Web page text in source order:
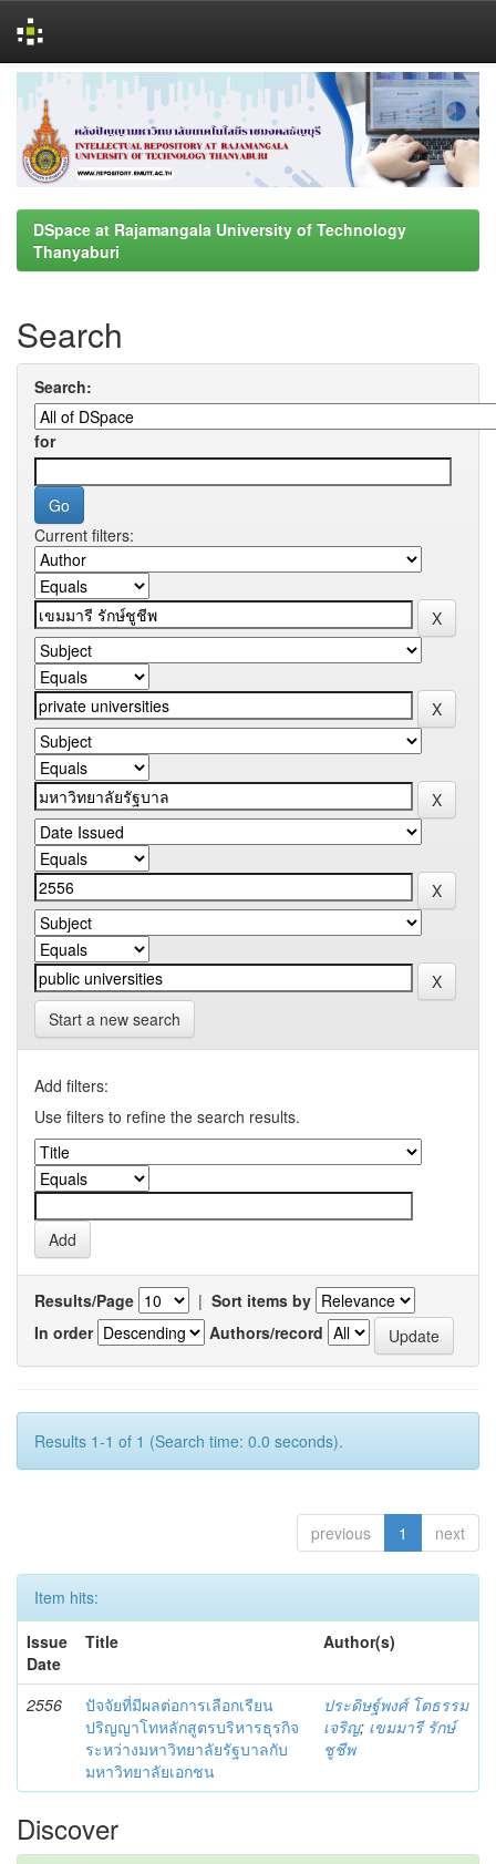
navigation
DSpace at Rajamangala University of Technology
Thanyaburi
Search
Search:
for
Current filters:
Start a new search
Add filters:
Use filters to refine the search results.
Results/Page | Sort items by
In order
Authors/record
Results 1-1 of 1 (Search time: 0.0 seconds).
previous 1 next
Item hits:
Issue
Date
Title Author(s)
2556
ปัจจัยที่มีผลต่อการเลือกเรียน
ปริญญาโทหลักสูตรบริหารธุรกิจ
ระหว่างมหาวิทยาลัยรัฐบาลกับ
มหาวิทยาลัยเอกชน
ประดิษฐ์พงศ์ โตธรรม
เจริญ; เขมมารี รักษ์
ชูชีพ
Discover